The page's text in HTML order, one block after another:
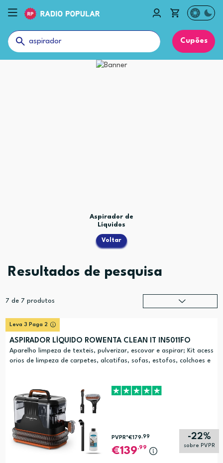
Cupões
Aspirador de
Líquidos
Voltar
Resultados de pesquisa
7 de 7 produtos
Preço (mais baixo)
Leva 3 Paga 2
ASPIRADOR LÍQUIDO ROWENTA CLEAN IT IN5011FO
Aparelho limpeza de texteis, pulverizar, escovar e aspirar; Kit acess
orios de limpeza de carpetes, alcatifas, sofas, estofos, colchoes e
-22%
sobre PVPR
PVPR*€179 ,99
139,99